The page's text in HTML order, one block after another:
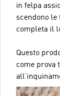
in felpa
scendono
completa il
Questo
come prova